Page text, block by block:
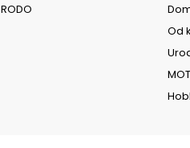
RODO
Od